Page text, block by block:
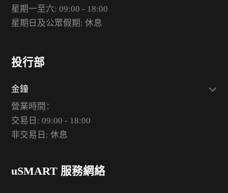
星期一至六: 09:00 - 18:00
星期日及公眾假期: 休息
投行部
金鐘
營業時間：
交易日: 09:00 - 18:00
非交易日: 休息
uSMART 服務網絡